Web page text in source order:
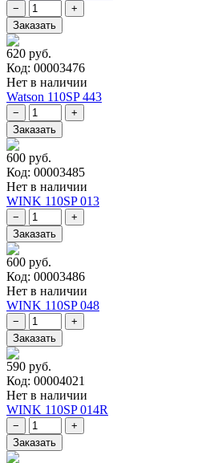
620 руб.
Код: 00003476
Нет в наличии
Watson 110SP 443
600 руб.
Код: 00003485
Нет в наличии
WINK 110SP 013
600 руб.
Код: 00003486
Нет в наличии
WINK 110SP 048
590 руб.
Код: 00004021
Нет в наличии
WINK 110SP 014R